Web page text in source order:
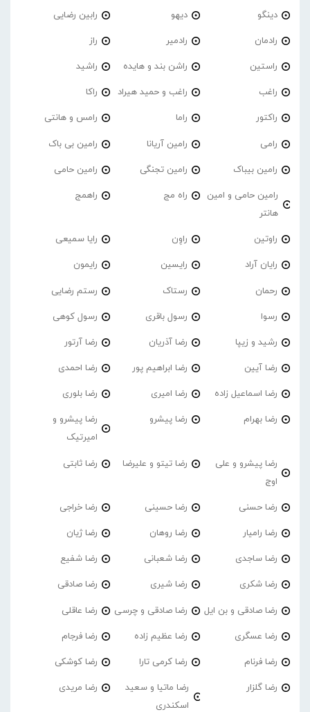
دینگو دیهو رابین رضایی
رادمان رادمیر راز
راستین راشن بند و هایده راشید
راغب راغب و حمید هیراد راکا
راکتور راما رامس و هانتی
رامی رامین آریانا رامین بی باک
رامین بیباک رامین تجنگی رامین حامی
رامین حامی و امین
هانتر
راه مج راهمج
راوتین راوِن رایا سمیعی
رایان آراد رایسین رایمون
رحمان رستاک رستم رضایی
رسوا رسول باقری رسول کوهی
رشید و زیپا رضا آذریان رضا آرتور
رضا آیین رضا ابراهیم پور رضا احمدی
رضا اسماعیل زاده رضا امیری رضا بلوری
رضا بهرام رضا پیشرو
رضا پیشرو و
امیرتیک
رضا پیشرو و علی
اوج
رضا تیتو و علیرضا رضا ثابتی
رضا حسنی رضا حسینی رضا خراجی
رضا رامیار رضا روهان رضا ژیان
رضا ساجدی رضا شعبانی رضا شفیع
رضا شکری رضا شیری رضا صادقی
رضا صادقی و بن ایل رضا صادقی و چرسی رضا عاقلی
رضا عسگری رضا عظیم زاده رضا فرجام
رضا فرنام رضا کرمی تارا رضا کوشکی
رضا گلزار
رضا ماتیا و سعید
اسکندری
رضا مریدی